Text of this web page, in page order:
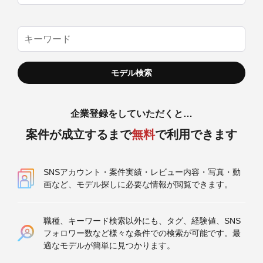
企業登録をしていただくと…
案件が成立するまで無料で利用できます
SNSアカウント・案件実績・レビュー内容・写真・動
画など、モデル探しに必要な情報が閲覧できます。
職種、キーワード検索以外にも、タグ、経験値、SNS
フォロワー数など様々な条件での検索が可能です。最
適なモデルが簡単に見つかります。